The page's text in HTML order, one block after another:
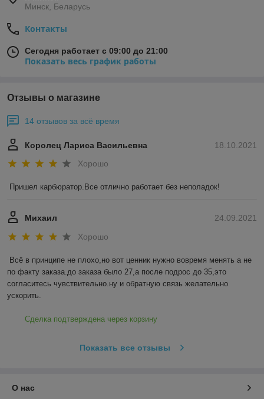
Минск, Беларусь
Контакты
Сегодня работает с 09:00 до 21:00
Показать весь график работы
Отзывы о магазине
14 отзывов за всё время
18.10.2021
Королец Лариса Васильевна
Хорошо
Пришел карбюратор.Все отлично работает без неполадок!
24.09.2021
Михаил
Хорошо
Всё в принципе не плохо,но вот ценник нужно вовремя менять а не
по факту заказа.до заказа было 27,а после подрос до 35,это
согласитесь чувствительно.ну и обратную связь желательно
ускорить.
Сделка подтверждена через корзину
Показать все отзывы
О нас